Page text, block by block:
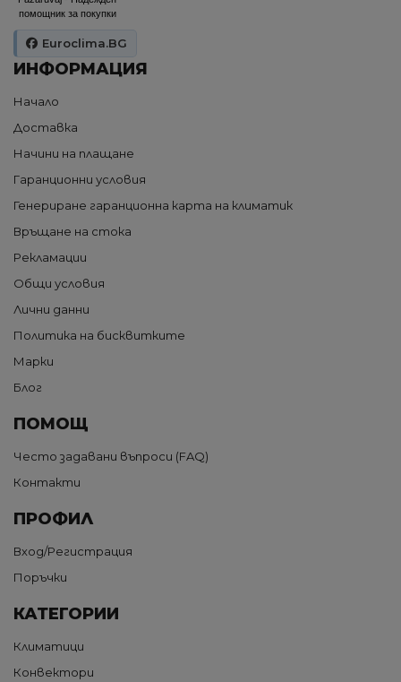
помощник за покупки
Euroclima.BG
ИНФОРМАЦИЯ
Начало
Доставка
Начини на плащане
Гаранционни условия
Генериране гаранционна карта на климатик
Връщане на стока
Рекламации
Общи условия
Лични данни
Политика на бисквитките
Марки
Блог
ПОМОЩ
Често задавани въпроси (FAQ)
Контакти
ПРОФИЛ
Вход/Регистрация
Поръчки
КАТЕГОРИИ
Климатици
Конвектори